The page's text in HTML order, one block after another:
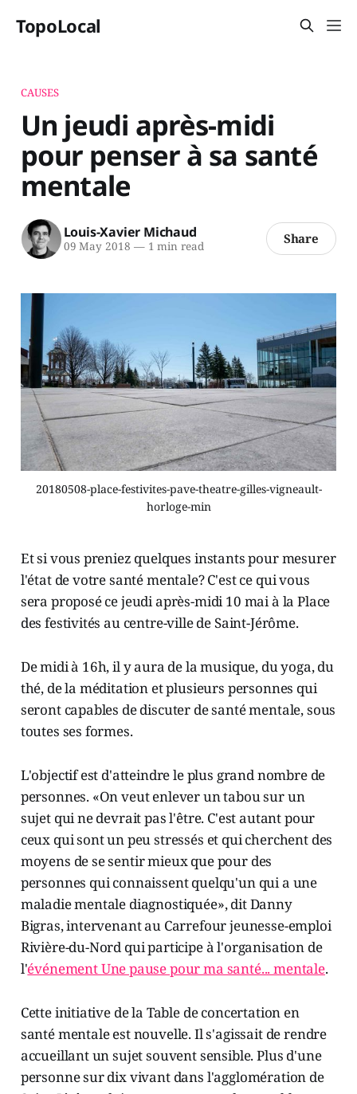
TopoLocal
CAUSES
Un jeudi après-midi
pour penser à sa santé
mentale
Louis-Xavier Michaud
09 May 2018 —1 min read Share
20180508-place-festivites-pave-theatre-gilles-vigneault-
horloge-min
Et si vous preniez quelques instants pour mesurer
l'état de votre santé mentale? C'est ce qui vous
sera proposé ce jeudi après-midi 10 mai à la Place
des festivités au centre-ville de Saint-Jérôme.
De midi à 16h, il y aura de la musique, du yoga, du
thé, de la méditation et plusieurs personnes qui
seront capables de discuter de santé mentale, sous
toutes ses formes.
L'objectif est d'atteindre le plus grand nombre de
personnes. «On veut enlever un tabou sur un
sujet qui ne devrait pas l'être. C'est autant pour
ceux qui sont un peu stressés et qui cherchent des
moyens de se sentir mieux que pour des
personnes qui connaissent quelqu'un qui a une
maladie mentale diagnostiquée», dit Danny
Bigras, intervenant au Carrefour jeunesse-emploi
Rivière-du-Nord qui participe à l'organisation de
l'événement Une pause pour ma santé... mentale.
Cette initiative de la Table de concertation en
santé mentale est nouvelle. Il s'agissait de rendre
accueillant un sujet souvent sensible. Plus d'une
personne sur dix vivant dans l'agglomération de